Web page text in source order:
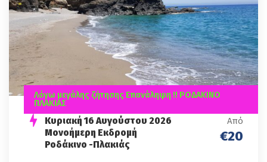
Λόγω μεγάλης ζήτησης Επανάληψη !! ΡΟΔΑΚΙΝΟ
ΠΛΑΚΙΑΣ
Κυριακή 16 Αυγούστου 2026
Μονοήμερη Εκδρομή
Ροδάκινο -Πλακιάς
Από
€20